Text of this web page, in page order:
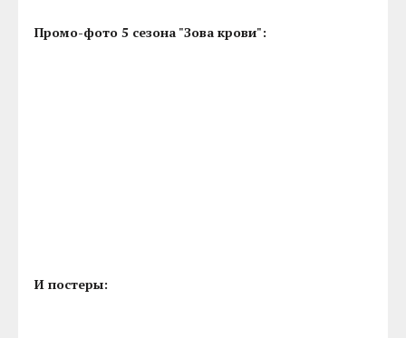
Промо-фото 5 сезона "Зова крови":
И постеры: